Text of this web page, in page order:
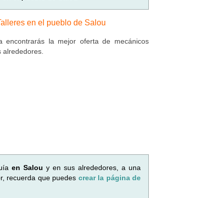
en el pueblo de Salou
encontrarás la mejor oferta de mecánicos
alrededores.
en Salou y en sus alrededores, a una
recuerda que puedes crear la página de